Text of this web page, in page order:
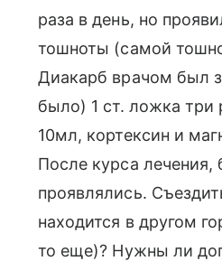
раза в день, но
тошноты (самой
Диакарб врачом был
было) 1 ст. ложка три
10мл, кортексин и
После курса лечения,
проявлялись.
находится в другом
то еще)? Нужны ли